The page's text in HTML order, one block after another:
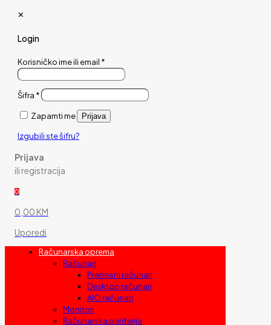
✕
Login
Korisničko ime ili email *
Šifra *
Zapamti me Prijava
Izgubili ste šifru?
Prijava
ili registracija
0
0,00 KM
Uporedi
Računarska oprema
Računari
Prenosni računari
Desktop računari
AIO računari
Monitori
Računarska periferija